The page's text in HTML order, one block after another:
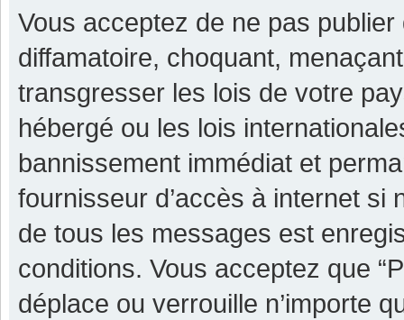
Vous acceptez de ne pas
diffamatoire, choquant,
transgresser les lois de votre
hébergé ou les lois
bannissement immédiat et
fournisseur d’accès à internet si
de tous les messages est
conditions. Vous acceptez que
déplace ou verrouille n’importe